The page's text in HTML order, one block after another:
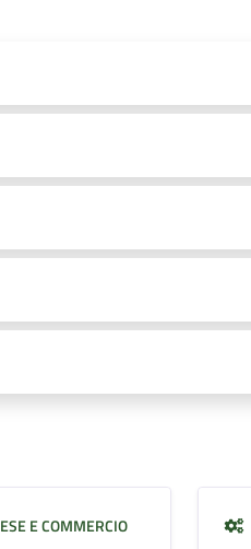
E COMMERCIO